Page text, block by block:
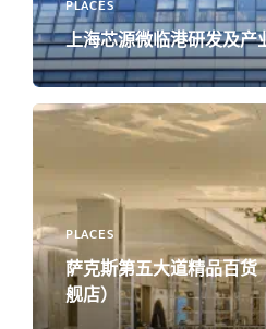
PLACES
上海芯源微临港研发及产
PLACES
萨克斯第五大道精品百货
舰店）